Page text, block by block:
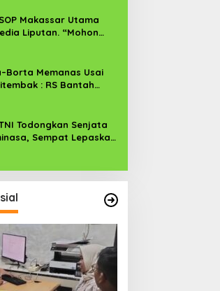
Makassar Utama
Liputan. “Mohon
Memanas Usai
: RS Bantah
Korban, Aparat TNI-
Todongkan Senjata
Sempat Lepaskan